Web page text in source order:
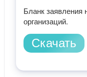
Бланк заявления
организаций.
Скачать